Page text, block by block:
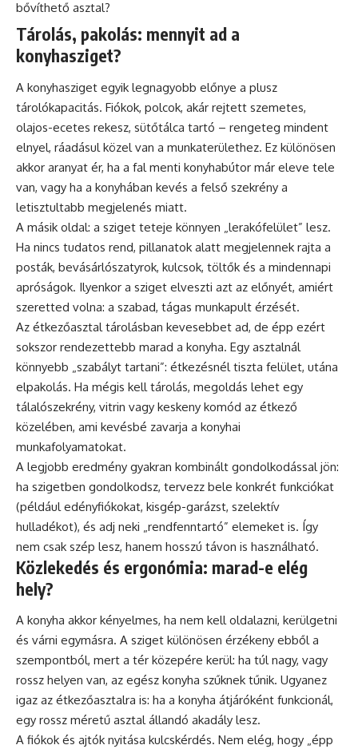
bővíthető asztal?
Tárolás, pakolás: mennyit ad a
konyhasziget?
A konyhasziget egyik legnagyobb előnye a plusz
tárolókapacitás. Fiókok, polcok, akár rejtett szemetes,
olajos-ecetes rekesz, sütőtálca tartó – rengeteg mindent
elnyel, ráadásul közel van a munkaterülethez. Ez különösen
akkor aranyat ér, ha a fal menti konyhabútor már eleve tele
van, vagy ha a konyhában kevés a felső szekrény a
letisztultabb megjelenés miatt.
A másik oldal: a sziget teteje könnyen „lerakófelület” lesz.
Ha nincs tudatos rend, pillanatok alatt megjelennek rajta a
posták, bevásárlószatyrok, kulcsok, töltők és a mindennapi
apróságok. Ilyenkor a sziget elveszti azt az előnyét, amiért
szeretted volna: a szabad, tágas munkapult érzését.
Az étkezőasztal tárolásban kevesebbet ad, de épp ezért
sokszor rendezettebb marad a konyha. Egy asztalnál
könnyebb „szabályt tartani”: étkezésnél tiszta felület, utána
elpakolás. Ha mégis kell tárolás, megoldás lehet egy
tálalószekrény, vitrin vagy keskeny komód az étkező
közelében, ami kevésbé zavarja a konyhai
munkafolyamatokat.
A legjobb eredmény gyakran kombinált gondolkodással jön:
ha szigetben gondolkodsz, tervezz bele konkrét funkciókat
(például edényfiókokat, kisgép-garázst, szelektív
hulladékot), és adj neki „rendfenntartó” elemeket is. Így
nem csak szép lesz, hanem hosszú távon is használható.
Közlekedés és ergonómia: marad-e elég
hely?
A konyha akkor kényelmes, ha nem kell oldalazni, kerülgetni
és várni egymásra. A sziget különösen érzékeny ebből a
szempontból, mert a tér közepére kerül: ha túl nagy, vagy
rossz helyen van, az egész konyha szűknek tűnik. Ugyanez
igaz az étkezőasztalra is: ha a konyha átjáróként funkcionál,
egy rossz méretű asztal állandó akadály lesz.
A fiókok és ajtók nyitása kulcskérdés. Nem elég, hogy „épp